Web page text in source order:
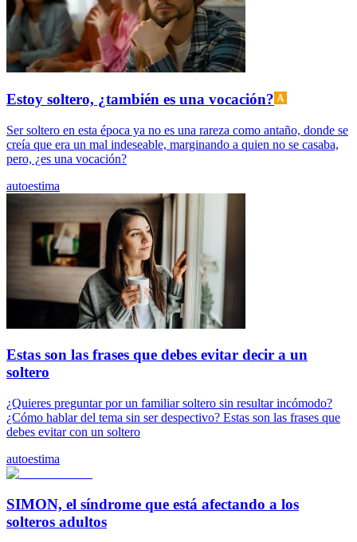
Estoy soltero, ¿también es una vocación?
Ser soltero en esta época ya no es una rareza como antaño, donde se
creía que era un mal indeseable, marginando a quien no se casaba,
pero, ¿es una vocación?
autoestima
Estas son las frases que debes evitar decir a un
soltero
¿Quieres preguntar por un familiar soltero sin resultar incómodo?
¿Cómo hablar del tema sin ser despectivo? Estas son las frases que
debes evitar con un soltero
autoestima
SIMON, el síndrome que está afectando a los
solteros adultos